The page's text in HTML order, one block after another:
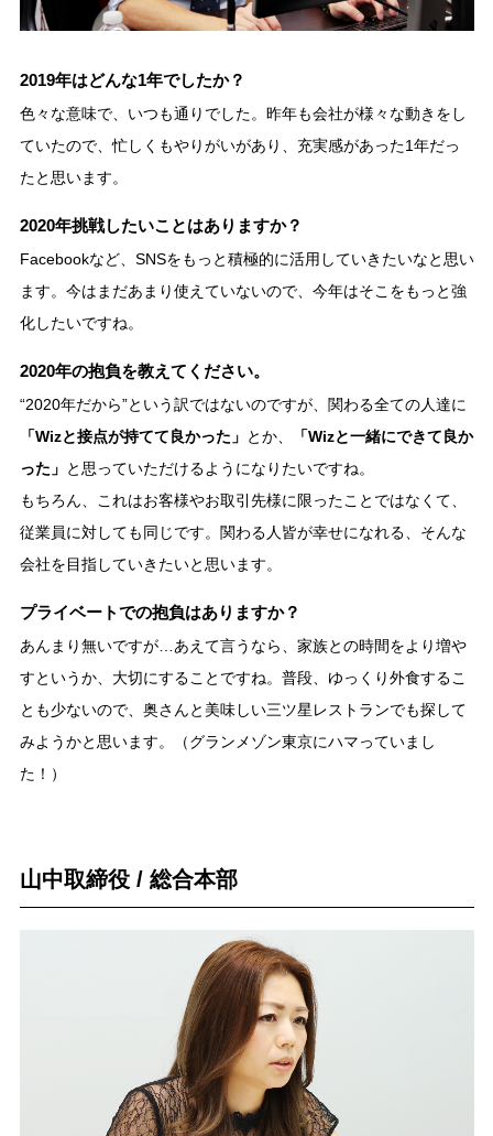
2019年はどんな1年でしたか？
色々な意味で、いつも通りでした。昨年も会社が様々な動きをし
ていたので、忙しくもやりがいがあり、充実感があった1年だっ
たと思います。
2020年挑戦したいことはありますか？
Facebookなど、SNSをもっと積極的に活用していきたいなと思い
ます。今はまだあまり使えていないので、今年はそこをもっと強
化したいですね。
2020年の抱負を教えてください。
“2020年だから”という訳ではないのですが、関わる全ての人達に
「Wizと接点が持てて良かった」 とか、
「Wizと一緒にできて良か
った」 と思っていただけるようになりたいですね。
もちろん、これはお客様やお取引先様に限ったことではなくて、
従業員に対しても同じです。関わる人皆が幸せになれる、そんな
会社を目指していきたいと思います。
プライベートでの抱負はありますか？
あんまり無いですが…あえて言うなら、家族との時間をより増や
すというか、大切にすることですね。普段、ゆっくり外食するこ
とも少ないので、奥さんと美味しい三ツ星レストランでも探して
みようかと思います。（グランメゾン東京にハマっていまし
た！）
山中取締役 / 総合本部